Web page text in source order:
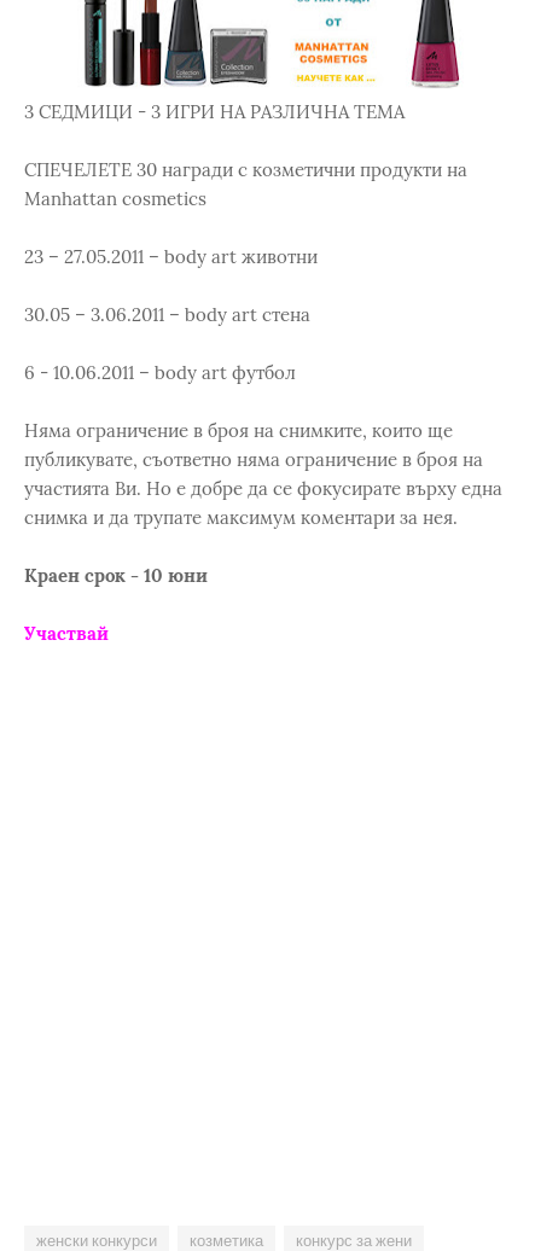
3 СЕДМИЦИ - 3 ИГРИ НА РАЗЛИЧНА ТЕМА
СПЕЧЕЛЕТЕ 30 награди с козметични продукти на
Manhattan cosmetics
23 – 27.05.2011 – body art животни
30.05 – 3.06.2011 – body art стена
6 - 10.06.2011 – body art футбол
Няма ограничение в броя на снимките, които ще
публикувате, съответно няма ограничение в броя на
участията Ви. Но е добре да се фокусирате върху една
снимка и да трупате максимум коментари за нея.
Краен срок - 10 юни
Участвай
женски конкурси козметика
конкурс за жени